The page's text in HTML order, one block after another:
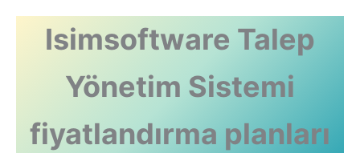
Isimsoftware Talep
Yönetim Sistemi
fiyatlandırma planları